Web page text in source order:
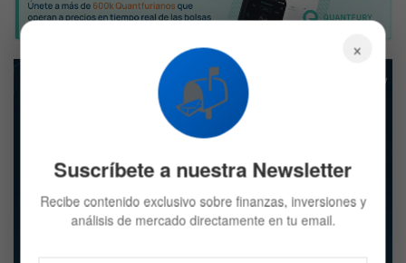
×
📬
Suscríbete a nuestra Newsletter
Recibe contenido exclusivo sobre finanzas, inversiones y
análisis de mercado directamente en tu email.